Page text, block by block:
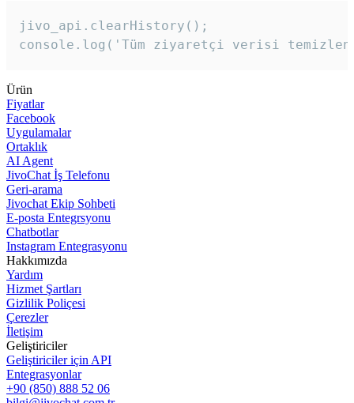
jivo_api.clearHistory();
console.log('Tüm ziyaretçi verisi
Ürün
Fiyatlar
Facebook
Uygulamalar
Ortaklık
AI Agent
JivoChat İş Telefonu
Geri-arama
Jivochat Ekip Sohbeti
E-posta Entegrsyonu
Chatbotlar
Instagram Entegrasyonu
Hakkımızda
Yardım
Hizmet Şartları
Gizlilik Poliçesi
Çerezler
İletişim
Geliştiriciler
Geliştiriciler için API
Entegrasyonlar
+90 (850) 888 52 06